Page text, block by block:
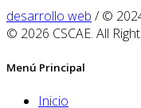
desarrollo web / ©
© 2026 CSCAE. All
Menú Principal
Inicio